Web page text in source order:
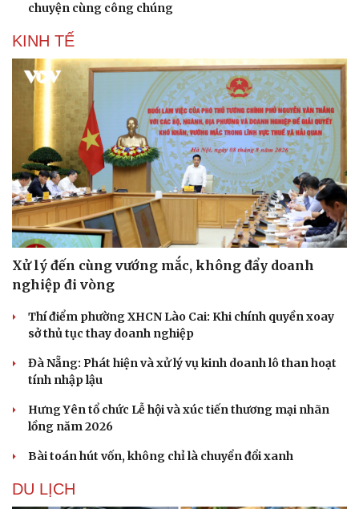
Sức khỏe
Dinh dưỡng - món ngon
Sản phụ khoa
Nhi khoa
Nhà đẹp
chuyện cùng công chúng
KINH TẾ
Xử lý đến cùng vướng mắc, không đẩy doanh
nghiệp đi vòng
Thí điểm phường XHCN Lào Cai: Khi chính quyền xoay
sở thủ tục thay doanh nghiệp
Đà Nẵng: Phát hiện và xử lý vụ kinh doanh lô than hoạt
tính nhập lậu
Hưng Yên tổ chức Lễ hội và xúc tiến thương mại nhãn
lồng năm 2026
Bài toán hút vốn, không chỉ là chuyển đổi xanh
DU LỊCH